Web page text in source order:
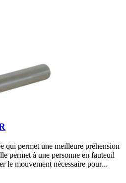
qui permet une meilleure préhension
permet à une personne en fauteuil
le mouvement nécessaire pour...